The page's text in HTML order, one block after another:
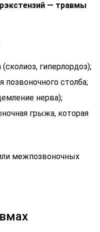
— травмы
гиперлордоз);
столба;
нерва);
грыжа, которая
межпозвоночных